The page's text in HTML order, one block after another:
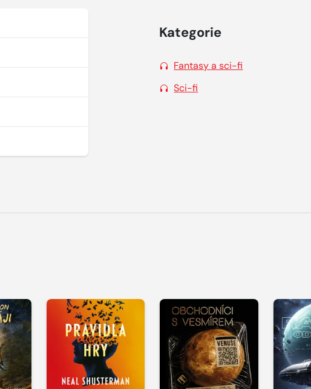
Kategorie
Fantasy a sci-fi
Sci-fi
Přehrát
ukázku
Přehrát
ukázku
Přehrát
ukázku